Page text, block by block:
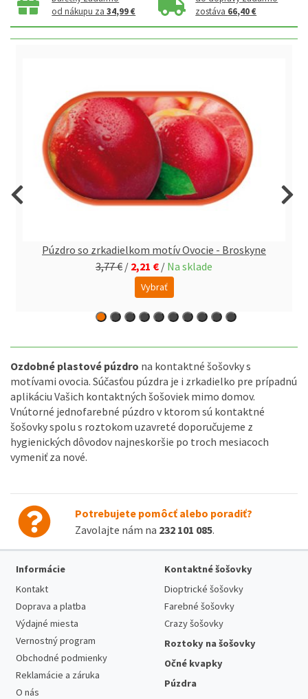
od nákupu za34,99 €
zostáva 66,40 €
Púzdro so zrkadielkom motív Ovocie - Broskyne
3,77 € / 2,21 € / Na sklade
Vybrať
Ozdobné plastové púzdro na kontaktné šošovky s
motívami ovocia. Súčasťou púzdra je i zrkadielko pre prípadnú
aplikáciu Vašich kontaktných šošoviek mimo domov.
Vnútorné jednofarebné púzdro v ktorom sú kontaktné
šošovky spolu s roztokom uzavreté doporučujeme z
hygienických dôvodov najneskoršie po troch mesiacoch
vymeniť za nové.
Potrebujete pomôcť alebo poradiť?
Zavolajte nám na 232 101 085.
Informácie
Kontakt
Doprava a platba
Výdajné miesta
Vernostný program
Obchodné podmienky
Reklamácie a záruka
O nás
Kontaktné šošovky
Dioptrické šošovky
Farebné šošovky
Crazy šošovky
Roztoky na šošovky
Očné kvapky
Púzdra